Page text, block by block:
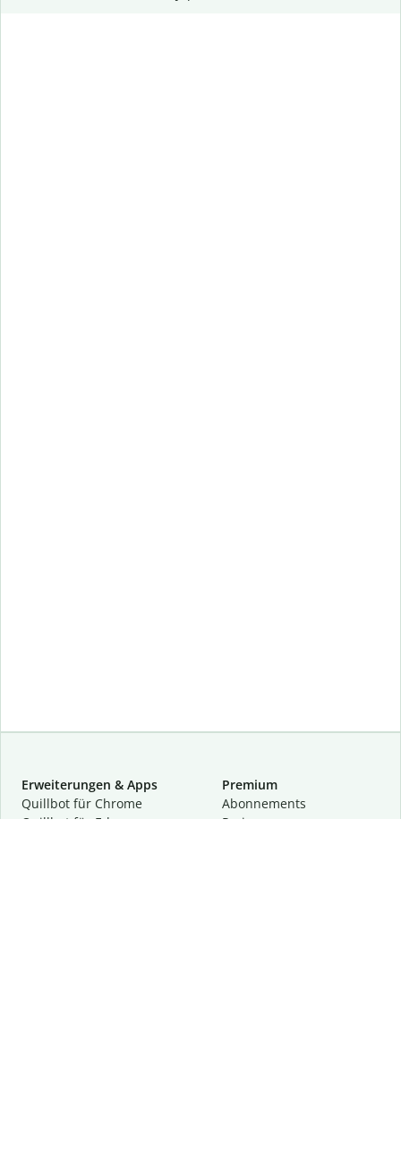
Erweiterungen & Apps
Quillbot für Chrome
Quillbot für Edge
Premium
Abon­ne­ments
Preise